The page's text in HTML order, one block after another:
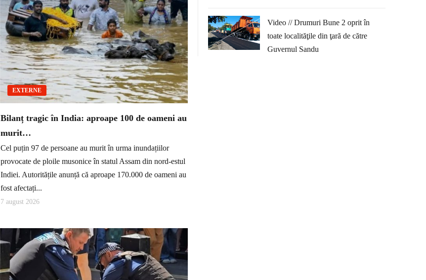
EXTERNE
Bilanț tragic în India: aproape 100 de oameni au
murit…
Cel puțin 97 de persoane au murit în urma inundațiilor
provocate de ploile musonice în statul Assam din nord-estul
Indiei. Autoritățile anunță că aproape 170.000 de oameni au
fost afectați...
7 august 2026
Video // Drumuri Bune 2 oprit în
toate localităţile din ţară de către
Guvernul Sandu